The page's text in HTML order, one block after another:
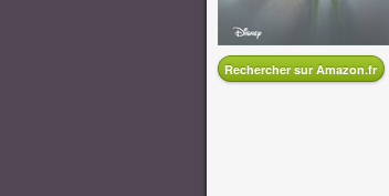
Rechercher sur Amazon.fr